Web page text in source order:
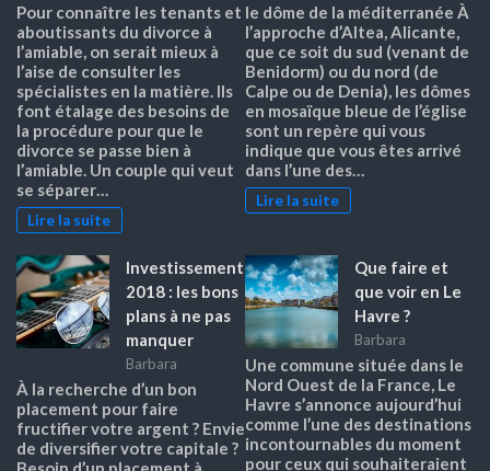
Pour connaître les tenants et
aboutissants du divorce à
l’amiable, on serait mieux à
l’aise de consulter les
spécialistes en la matière. Ils
font étalage des besoins de
la procédure pour que le
divorce se passe bien à
l’amiable. Un couple qui veut
se séparer…
Lire la suite
le dôme de la méditerranée À
l’approche d’Altea, Alicante,
que ce soit du sud (venant de
Benidorm) ou du nord (de
Calpe ou de Denia), les dômes
en mosaïque bleue de l’église
sont un repère qui vous
indique que vous êtes arrivé
dans l’une des…
Lire la suite
Investissement
2018 : les bons
plans à ne pas
manquer
Barbara
À la recherche d’un bon
placement pour faire
fructifier votre argent ? Envie
de diversifier votre capitale ?
Que faire et
que voir en Le
Havre ?
Barbara
Une commune située dans le
Nord Ouest de la France, Le
Havre s’annonce aujourd’hui
comme l’une des destinations
incontournables du moment
pour ceux qui souhaiteraient